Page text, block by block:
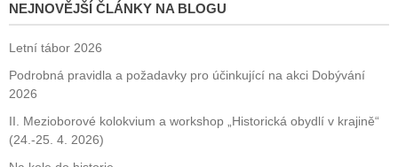
NEJNOVĚJŠÍ ČLÁNKY NA BLOGU
Letní tábor 2026
Podrobná pravidla a požadavky pro účinkující na akci Dobývání
2026
II. Mezioborové kolokvium a workshop „Historická obydlí v krajině“
(24.-25. 4. 2026)